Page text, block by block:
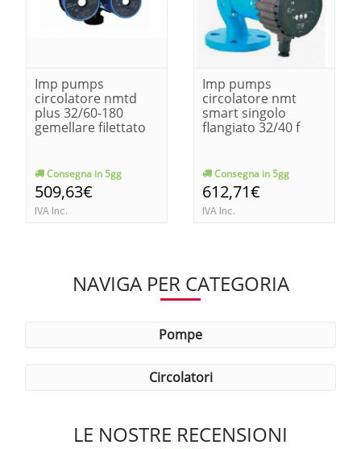
Imp pumps
circolatore nmtd
plus 32/60-180
gemellare filettato
Consegna in 5gg
509,63€
IVA Inc.
Imp pumps
circolatore nmt
smart singolo
flangiato 32/40 f
Consegna in 5gg
612,71€
IVA Inc.
NAVIGA PER CATEGORIA
pompe
circolatori
LE NOSTRE RECENSIONI